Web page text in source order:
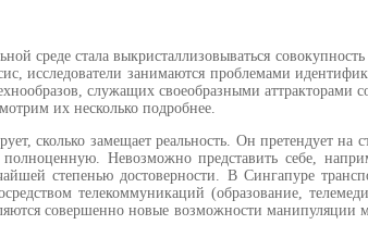
среде стала выкристал­лизовываться
исследователи занимают­ся проблемами
служащих своеобразными
их несколь­ко подробнее.
сколько замещает реаль­ность. Он претендует
Невозможно пред­ставить себе,
степенью достоверности. В Сингапуре
телекоммуникаций (образование,
совершенно новые возможности